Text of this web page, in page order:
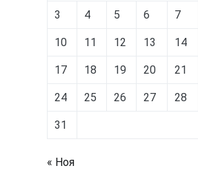
3 4 5 6 7
10 11 12 13 14
17 18 19 20 21
24 25 26 27 28
31
« Ноя